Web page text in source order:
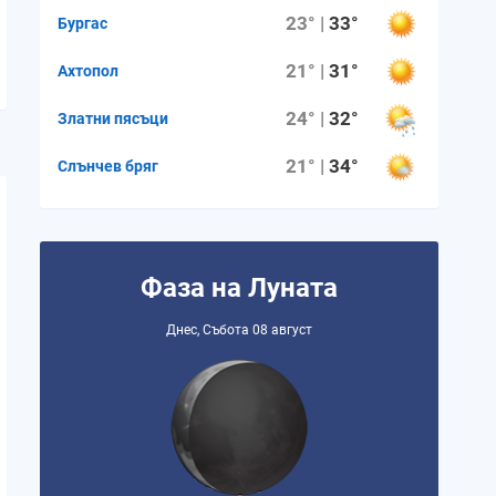
Бургас 23° |33°
Ахтопол 21° |31°
Златни пясъци 24° |32°
Слънчев бряг 21° |34°
Фаза на Луната
Днес, Събота 08 август